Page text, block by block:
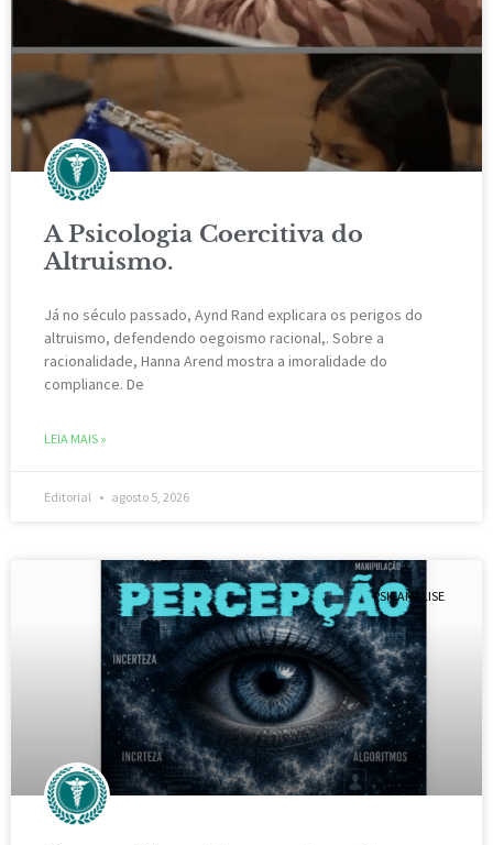
A Psicologia Coercitiva do
Altruismo.
Já no século passado, Aynd Rand explicara os perigos do
altruismo, defendendo oegoismo racional,. Sobre a
racionalidade, Hanna Arend mostra a imoralidade do
compliance. De
LEIA MAIS »
Editorial agosto 5, 2026
PSICANÁLISE